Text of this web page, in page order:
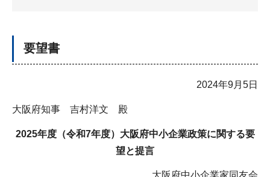
要望書
2024年9月5日
大阪府知事 吉村洋文 殿
2025年度（令和7年度）大阪府中小企業政策に関する要
望と提言